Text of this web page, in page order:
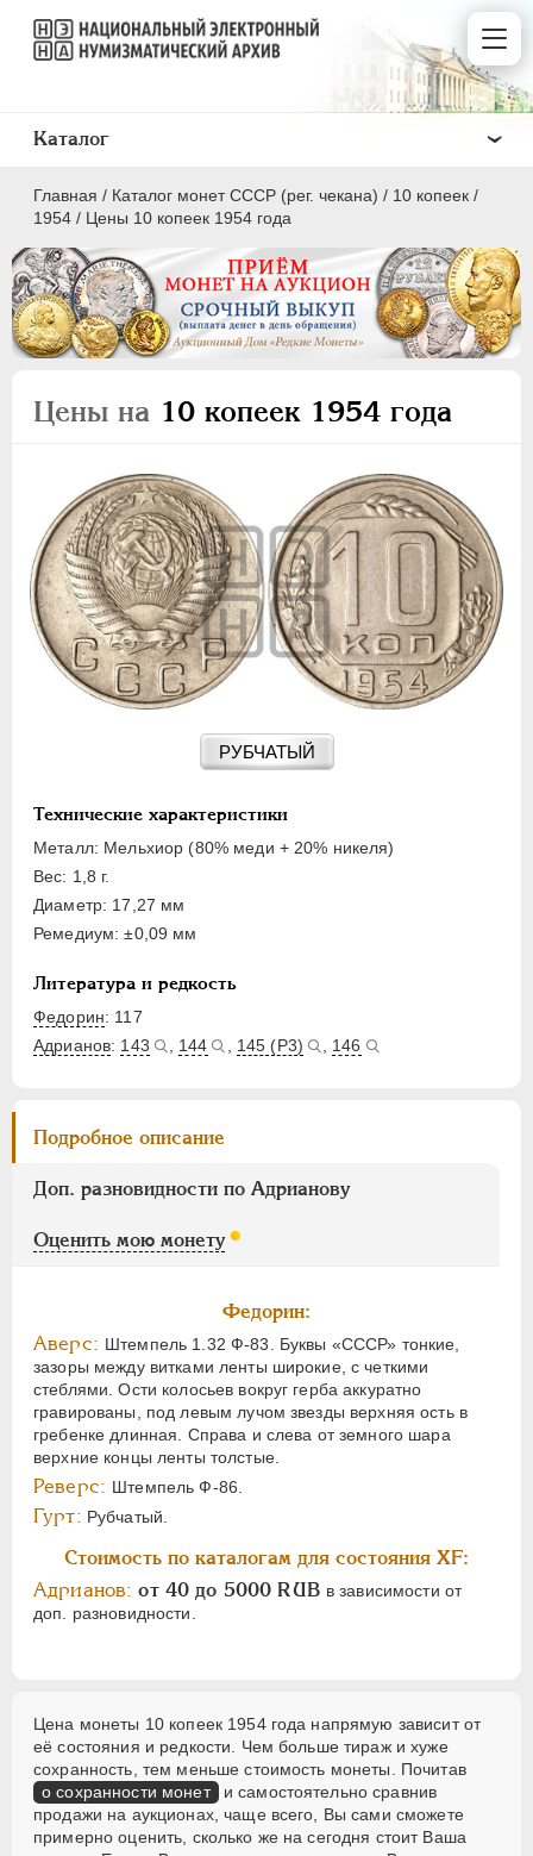
Главная / Каталог монет СССР (рег. чекана) / 10 копеек /
1954 / Цены 10 копеек 1954 года
Цены на 10 копеек 1954 года
РУБЧАТЫЙ
Технические характеристики
Металл: Мельхиор (80% меди + 20% никеля)
Вес: 1,8 г.
Диаметр: 17,27 мм
Ремедиум: ±0,09 мм
Литература и редкость
Федорин: 117
Адрианов: 143 144 145 (Р3) 146
Подробное описание
Доп. разновидности по Адрианову
Оценить мою монету
Федорин:
Аверс: Штемпель 1.32 Ф-83. Буквы «СССР» тонкие,
зазоры между витками ленты широкие, с четкими
стеблями. Ости колосьев вокруг герба аккуратно
гравированы, под левым лучом звезды верхняя ость в
гребенке длинная. Справа и слева от земного шара
верхние концы ленты толстые.
Реверс: Штемпель Ф-86.
Гурт: Рубчатый.
Стоимость по каталогам для состояния XF:
Адрианов: от 40 до 5000 RUB в зависимости от
доп. разновидности.
Цена монеты 10 копеек 1954 года напрямую зависит от
её состояния и редкости. Чем больше тираж и хуже
сохранность, тем меньше стоимость монеты. Почитав
о сохранности монет и самостоятельно сравнив
продажи на аукционах, чаще всего, Вы сами сможете
примерно оценить, сколько же на сегодня стоит Ваша
Каталог
ПОЛКОПЕЙКИ
2 КОПЕЙКИ
5 КОПЕЕК
10 КОПЕЕК
15 КОПЕЕК
20 КОПЕЕК
50 КОПЕЕК
ПОЛТИННИК
1 РУБЛЬ
10 РУБЛЕЙ
ЧЕРВОНЕЦ